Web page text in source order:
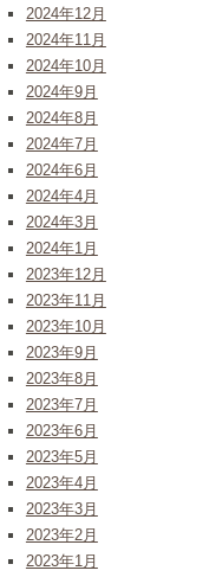
2024年12月
2024年11月
2024年10月
2024年9月
2024年8月
2024年7月
2024年6月
2024年4月
2024年3月
2024年1月
2023年12月
2023年11月
2023年10月
2023年9月
2023年8月
2023年7月
2023年6月
2023年5月
2023年4月
2023年3月
2023年2月
2023年1月